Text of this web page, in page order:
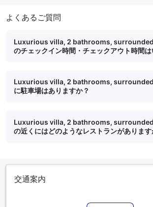
よくあるご質問
Luxurious villa, 2 bathrooms,
のチェックイン時間・チェックアウト時間
Luxurious villa, 2 bathrooms,
に駐車場はありますか？
Luxurious villa, 2 bathrooms,
の近くにはどのようなレストランがあります
交通案内